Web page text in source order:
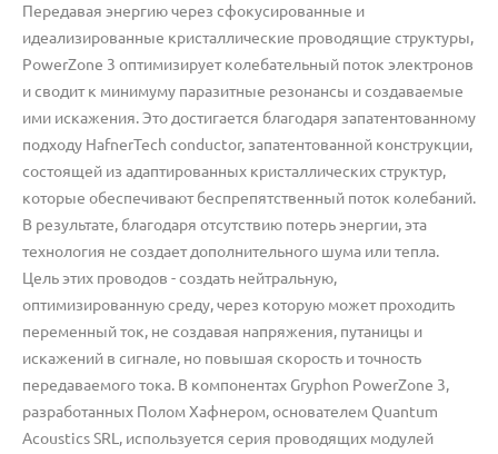
Передавая энергию через сфокусированные и
идеализированные кристаллические проводящие структуры,
PowerZone 3 оптимизирует колебательный поток электронов
и сводит к минимуму паразитные резонансы и создаваемые
ими искажения. Это достигается благодаря запатентованному
подходу HafnerTech conductor, запатентованной конструкции,
состоящей из адаптированных кристаллических структур,
которые обеспечивают беспрепятственный поток колебаний.
В результате, благодаря отсутствию потерь энергии, эта
технология не создает дополнительного шума или тепла.
Цель этих проводов - создать нейтральную,
оптимизированную среду, через которую может проходить
переменный ток, не создавая напряжения, путаницы и
искажений в сигнале, но повышая скорость и точность
передаваемого тока. В компонентах Gryphon PowerZone 3,
разработанных Полом Хафнером, основателем Quantum
Acoustics SRL, используется серия проводящих модулей